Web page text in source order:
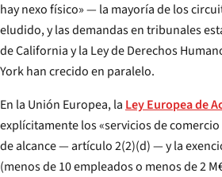
hay nexo físico» — la mayoría de los
eludido, y las demandas en tribunales estatales bajo la Unruh Act
de California y la Ley de Derechos Humanos del
York han crecido en paralelo.
En la Unión Europea, la Ley Europea de
explícitamente los «servicios de
de alcance — artículo 2(2)(d) — y la exención para microempresas
(menos de 10 empleadoso menos de 2 M€ de facturación) afecta a